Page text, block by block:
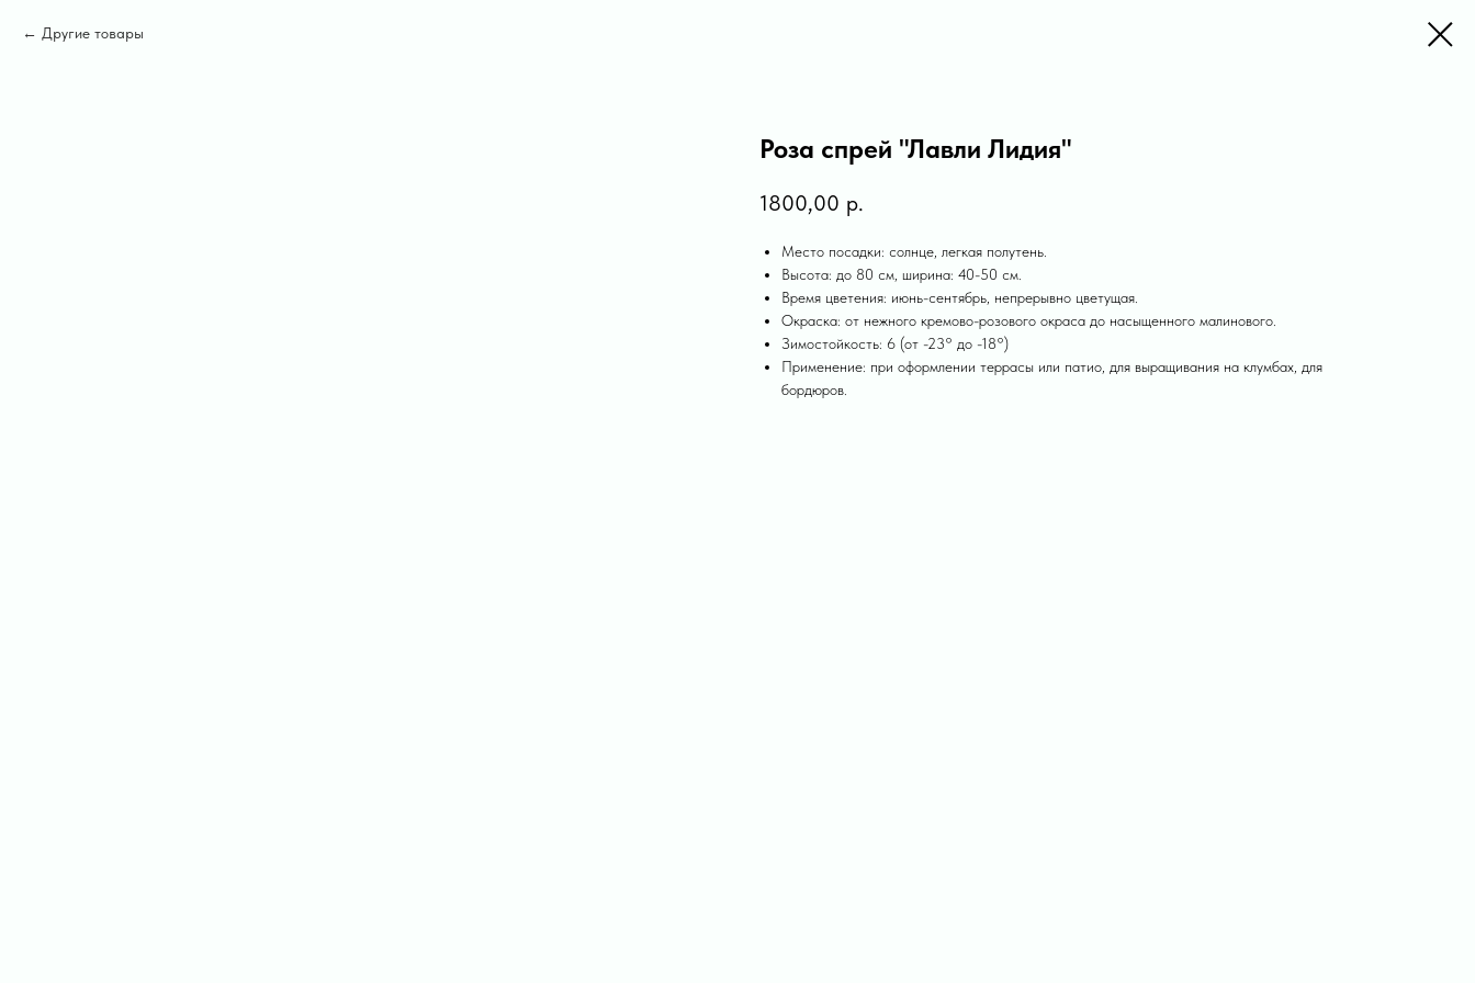
Другие товары
Роза спрей "Лавли Лидия"
1800,00 р.
Место посадки: солнце, легкая полутень.
Высота: до 80 см, ширина: 40-50 см.
Время цветения: июнь-сентябрь, непрерывно цветущая.
Окраска: от нежного кремово-розового окраса до насыщенного малинового.
Зимостойкость: 6 (от -23° до -18°)
Применение: при оформлении террасы или патио, для выращивания на клумбах, для
бордюров.